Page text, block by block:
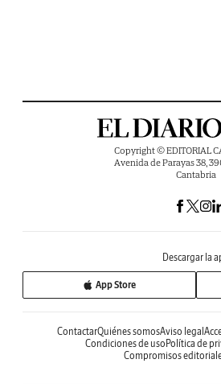
Copyright © EDITORIAL
Avenida de Parayas 38,
Cantabria
Descargar la
App Store
ContactarQuiénes somosAviso legal
Condiciones de usoPolítica de
Compromisos